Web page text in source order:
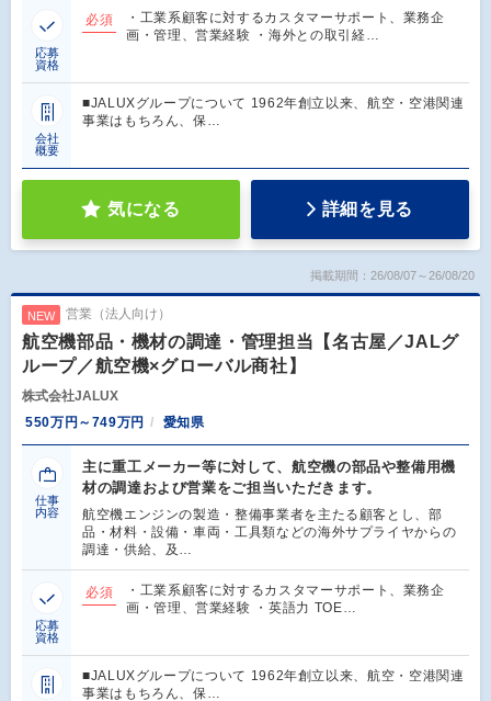
応募
資格
必須
・工業系顧客に対するカスタマーサポート、業務企
画・管理、営業経験 ・海外との取引経…
会社
概要
■JALUXグループについて 1962年創立以来、航空・空港関連
事業はもちろん、保…
気になる 詳細を見る
掲載期間：26/08/07～26/08/20
NEW 営業（法人向け）
航空機部品・機材の調達・管理担当【名古屋／JALグ
ループ／航空機×グローバル商社】
株式会社JALUX
550万円～749万円
愛知県
仕事
内容
主に重工メーカー等に対して、航空機の部品や整備用機
材の調達および営業をご担当いただきます。
航空機エンジンの製造・整備事業者を主たる顧客とし、部
品・材料・設備・車両・工具類などの海外サプライヤからの
調達・供給、及…
応募
資格
必須
・工業系顧客に対するカスタマーサポート、業務企
画・管理、営業経験 ・英語力 TOE…
■JALUXグループについて 1962年創立以来、航空・空港関連
事業はもちろん、保…